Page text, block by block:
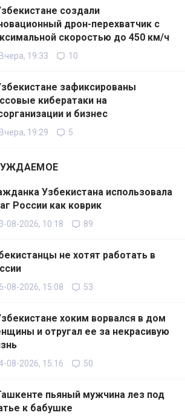
создали
дрон-перехватчик с
скоростью до 450 км/ч
Вчера, 19:33 10
зафиксированы
кибератаки на
и бизнес
Вчера, 19:29 5
Узбекистана использовала
России как коврик
3-08-2026, 10:18 89
не хотят работать в
6-08-2026, 15:08 53
хоким ворвался в дом
и отругал ее за некрасивую
08-2026, 15:16 50
пьяный мужчина лез под
к бабушке